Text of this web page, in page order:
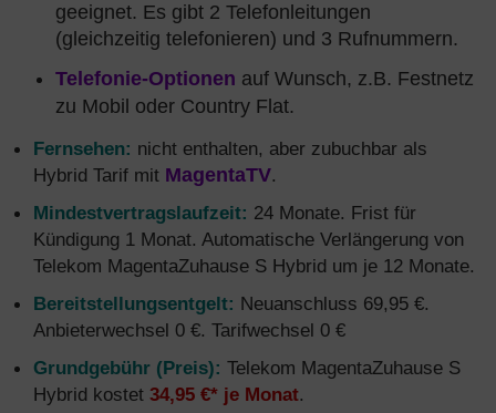
geeignet. Es gibt 2 Telefonleitungen
(gleichzeitig telefonieren) und 3 Rufnummern.
Telefonie-Optionen auf Wunsch, z.B. Festnetz
zu Mobil oder Country Flat.
Fernsehen: nicht enthalten, aber zubuchbar als
Hybrid Tarif mit MagentaTV.
Mindestvertragslaufzeit: 24 Monate. Frist für
Kündigung 1 Monat. Automatische Verlängerung von
Telekom MagentaZuhause S Hybrid um je 12 Monate.
Bereitstellungsentgelt: Neuanschluss 69,95 €.
Anbieterwechsel 0 €. Tarifwechsel 0 €
Grundgebühr (Preis): Telekom MagentaZuhause S
Hybrid kostet 34,95 €* je Monat.